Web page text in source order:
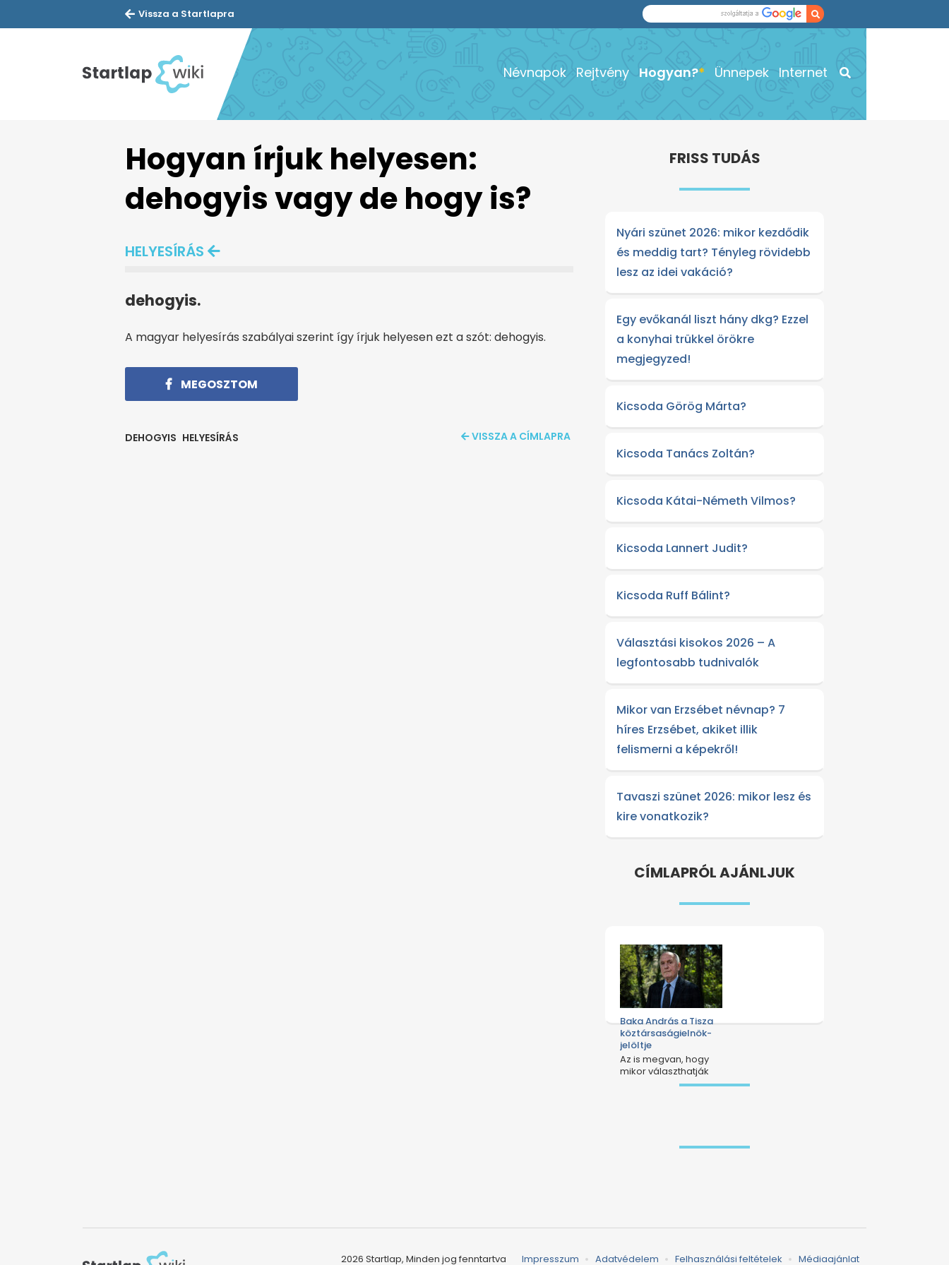
Vissza a Startlapra
Névnapok Rejtvény Hogyan? Ünnepek Internet
Hogyan írjuk helyesen:
dehogyis vagy de hogy is?
HELYESÍRÁS
dehogyis.
A magyar helyesírás szabályai szerint így írjuk helyesen ezt a szót: dehogyis.
MEGOSZTOM
DEHOGYIS HELYESÍRÁS VISSZA A CÍMLAPRA
FRISS TUDÁS
Nyári szünet 2026: mikor kezdődik
és meddig tart? Tényleg rövidebb
lesz az idei vakáció?
Egy evőkanál liszt hány dkg? Ezzel
a konyhai trükkel örökre
megjegyzed!
Kicsoda Görög Márta?
Kicsoda Tanács Zoltán?
Kicsoda Kátai-Németh Vilmos?
Kicsoda Lannert Judit?
Kicsoda Ruff Bálint?
Választási kisokos 2026 – A
legfontosabb tudnivalók
Mikor van Erzsébet névnap? 7
híres Erzsébet, akiket illik
felismerni a képekről!
Tavaszi szünet 2026: mikor lesz és
kire vonatkozik?
CÍMLAPRÓL AJÁNLJUK
Baka András a Tisza
köztársaságielnök-
jelöltje
Az is megvan, hogy
mikor választhatják
Impresszum Adatvédelem Felhasználási feltételek Médiaajánlat
2026 Startlap, Minden jog fenntartva